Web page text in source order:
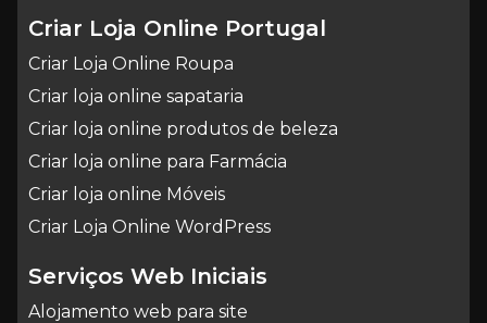
Criar Loja Online Portugal
Criar Loja Online Roupa
Criar loja online sapataria
Criar loja online produtos de beleza
Criar loja online para Farmácia
Criar loja online Móveis
Criar Loja Online WordPress
Serviços Web Iniciais
Alojamento web para site